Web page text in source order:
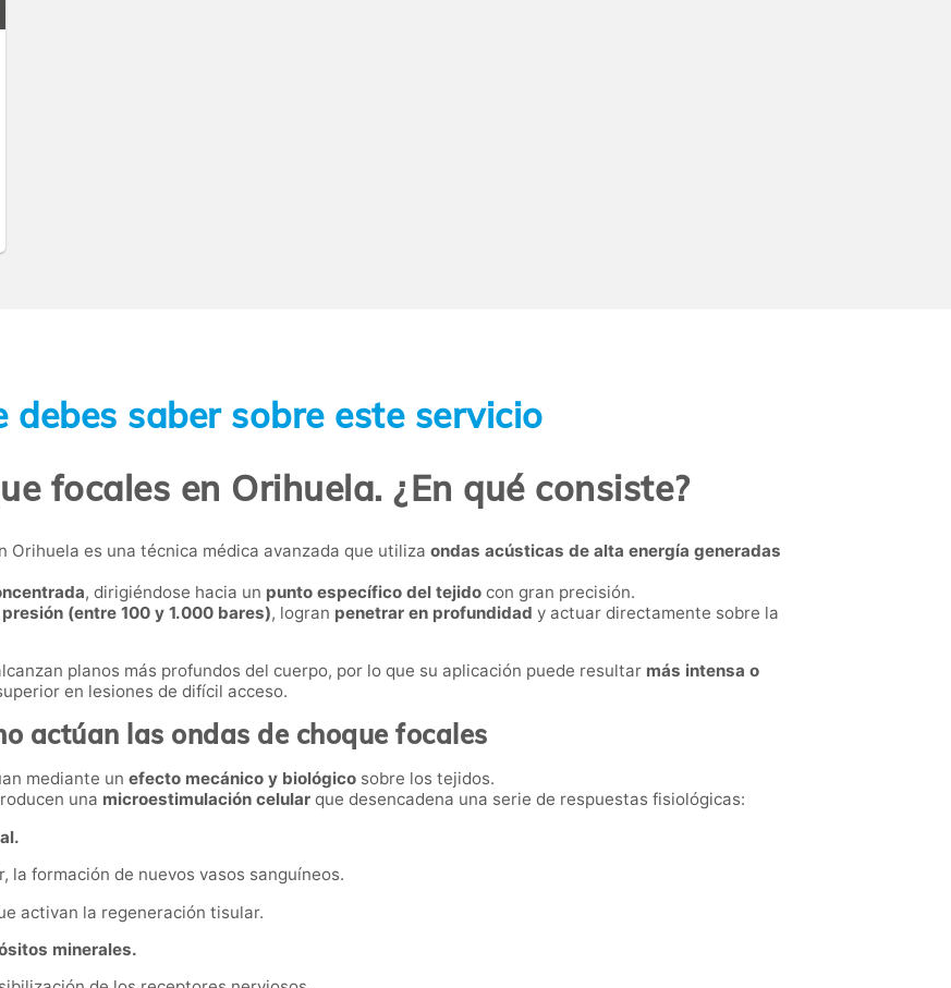
debes saber sobre este servicio
focales en Orihuela. ¿En qué consiste?
Orihuela es una técnica médica avanzada que utiliza ondas acústicas de alta energía generadas
, dirigiéndose hacia un punto específico del tejido con gran precisión.
(entre 100 y 1.000 bares), logran penetrar en profundidad y actuar directamente sobre la
planos más profundos del cuerpo, por lo que su aplicación puede resultar más intensa o
en lesiones de difícil acceso.
actúan las ondas de choque focales
mediante un efecto mecánico y biológico sobre los tejidos.
una microestimulación celular que desencadena una serie de respuestas fisiológicas:
la formación de nuevos vasos sanguíneos.
activan la regeneración tisular.
minerales.